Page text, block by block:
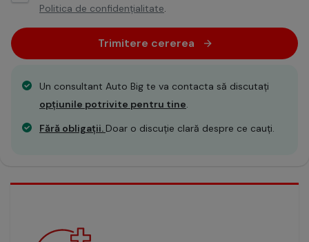
Politica de confidențialitate.
Trimitere cererea
Un consultant Auto Big te va contacta să discutați
opțiunile potrivite pentru tine.
Fără obligații. Doar o discuție clară despre ce cauți.